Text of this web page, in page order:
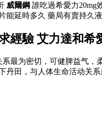
威爾鋼 誰吃過希愛力20mg
能延時多久 藥局有賣持久
經驗 艾力達和
最为密切，可健脾益气
丹田，与人体生命活动关